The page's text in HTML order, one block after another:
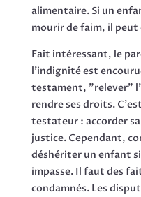
alimentaire. Si un
mourir de faim, il
Fait intéressant, le
l'indignité est
testament, "relever"
rendre ses droits.
testateur : accorder
justice. Cependant,
déshériter un enfant
impasse. Il faut des
condamnés. Les